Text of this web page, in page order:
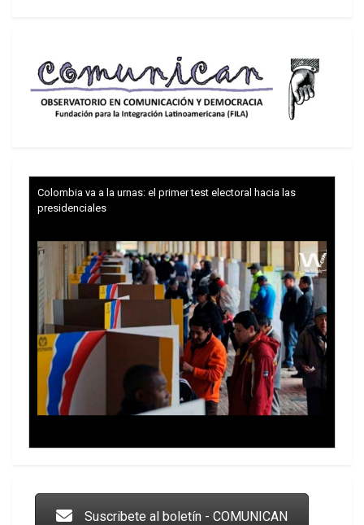
Colombia va a la urnas: el primer test electoral hacia las
presidenciales
Suscribete al boletín - COMUNICAN